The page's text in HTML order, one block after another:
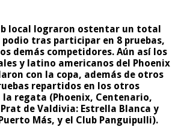
local lograron ostentar un total
podio tras participar en 8 pruebas,
demás competidores. Aún así los
y latino americanos del Phoenix
con la copa, además de otros
repartidos en los otros
la regata (Phoenix, Centenario,
de Valdivia: Estrella Blanca y
Más, y el Club Panguipulli).